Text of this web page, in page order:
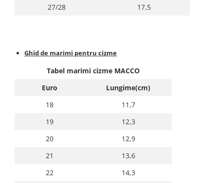
27/28
17,5
Ghid de marimi pentru cizme
Tabel marimi cizme MACCO
Euro
Lungime(cm)
18
11,7
19
12,3
20
12,9
21
13,6
22
14,3